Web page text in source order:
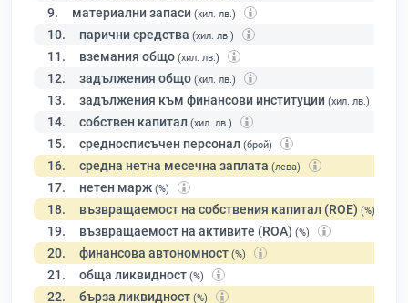
9. материални запаси (хил. лв.)
10. парични средства (хил. лв.)
11. вземания общо (хил. лв.)
12. задължения общо (хил. лв.)
13. задължения към финансови институции (хил. лв.)
14. собствен капитал (хил. лв.)
15. средносписъчен персонал (брой)
16. средна нетна месечна заплата (лева)
17. нетен марж (%)
18. възвращаемост на собствения капитал (ROE) (%)
19. възвращаемост на активите (ROA) (%)
20. финансова автономност (%)
21. обща ликвидност (%)
22. бърза ликвидност (%)